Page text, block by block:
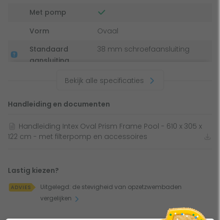
Met pomp
Vorm
Ovaal
Standaard
aansluiting
38 mm schroefaansluiting
Bekijk alle specificaties
Handleiding en documenten
Handleiding Intex Oval Prism Frame Pool - 610 x 305 x
122 cm - met filterpomp en accessoires
Lastig kiezen?
ADVIES
Uitgelegd: de stevigheid van opzetzwembaden
vergelijken